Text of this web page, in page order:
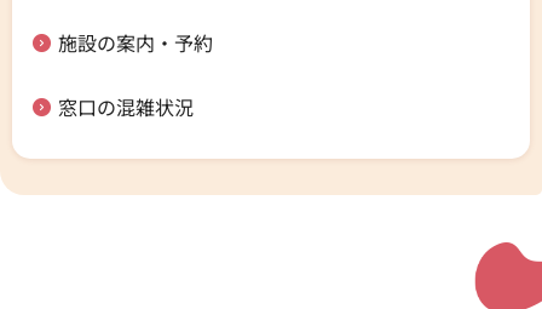
施設の案内・予約
窓口の混雑状況